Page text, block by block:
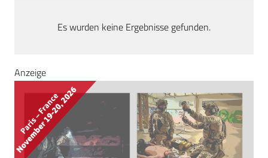
Es wurden keine Ergebnisse gefunden.
Anzeige